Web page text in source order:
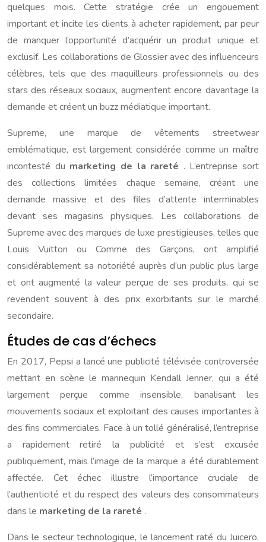
quelques mois. Cette stratégie crée un engouement
important et incite les clients à acheter rapidement, par peur
de manquer l’opportunité d’acquérir un produit unique et
exclusif. Les collaborations de Glossier avec des influenceurs
célèbres, tels que des maquilleurs professionnels ou des
stars des réseaux sociaux, augmentent encore davantage la
demande et créent un buzz médiatique important.
Supreme, une marque de vêtements streetwear
emblématique, est largement considérée comme un maître
incontesté du marketing de la rareté . L’entreprise sort
des collections limitées chaque semaine, créant une
demande massive et des files d’attente interminables
devant ses magasins physiques. Les collaborations de
Supreme avec des marques de luxe prestigieuses, telles que
Louis Vuitton ou Comme des Garçons, ont amplifié
considérablement sa notoriété auprès d’un public plus large
et ont augmenté la valeur perçue de ses produits, qui se
revendent souvent à des prix exorbitants sur le marché
secondaire.
Études de cas d’échecs
En 2017, Pepsi a lancé une publicité télévisée controversée
mettant en scène le mannequin Kendall Jenner, qui a été
largement perçue comme insensible, banalisant les
mouvements sociaux et exploitant des causes importantes à
des fins commerciales. Face à un tollé généralisé, l’entreprise
a rapidement retiré la publicité et s’est excusée
publiquement, mais l’image de la marque a été durablement
affectée. Cet échec illustre l’importance cruciale de
l’authenticité et du respect des valeurs des consommateurs
dans le marketing de la rareté .
Dans le secteur technologique, le lancement raté du Juicero,